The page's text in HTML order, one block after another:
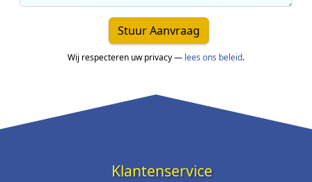
Stuur Aanvraag
Wij respecteren uw privacy — lees ons beleid.
Klantenservice